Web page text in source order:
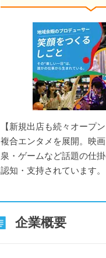
【新規出店も続々オープ
複合エンタメを展開。映
泉・ゲームなど話題の仕
認知・支持されています。
企業概要